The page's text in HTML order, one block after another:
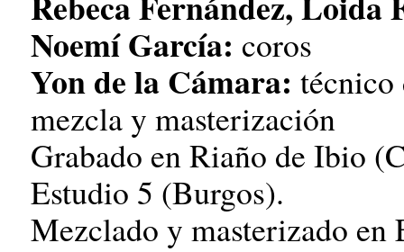
Noemí García: coros
Yon de la Cámara: técnico
mezcla y masterización
Grabado en Riaño de Ibio
Estudio 5 (Burgos).
Mezclado y masterizado en